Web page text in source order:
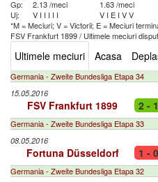
Gp:
2.13 /meci 1.63 /meci
Uj:
V I I I I I V I E I VV
*M = Meciuri; V = Victorii; E = Meciuri
FSV Frankfurt 1899/ Ultimele meciuri
Ultimele meciuri Acasa
Germania - Zweite Bundesliga Etapa 34
15.05.2016
FSV Frankfurt 1899 2 - 1
Germania - Zweite Bundesliga Etapa 33
08.05.2016
Fortuna Düsseldorf 1 - 0
Germania - Zweite Bundesliga Etapa 32